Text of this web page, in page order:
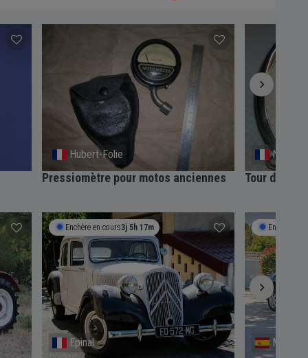
Hubert-Folie
Pressiomètre pour motos anciennes
Nimes
Tour de
Enchère en cours3j 5h 17m
Epinal
Enchère en
Malaga